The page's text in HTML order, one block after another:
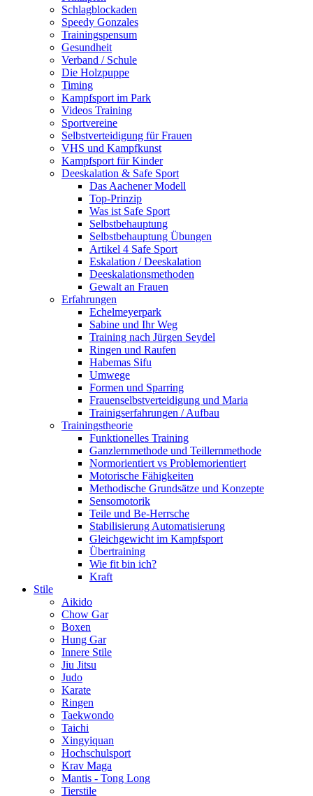
Schlagblockaden
Speedy Gonzales
Trainingspensum
Gesundheit
Verband / Schule
Die Holzpuppe
Timing
Kampfsport im Park
Videos Training
Sportvereine
Selbstverteidigung für Frauen
VHS und Kampfkunst
Kampfsport für Kinder
Deeskalation & Safe Sport
Das Aachener Modell
Top-Prinzip
Was ist Safe Sport
Selbstbehauptung
Selbstbehauptung Übungen
Artikel 4 Safe Sport
Eskalation / Deeskalation
Deeskalationsmethoden
Gewalt an Frauen
Erfahrungen
Echelmeyerpark
Sabine und Ihr Weg
Training nach Jürgen Seydel
Ringen und Raufen
Habemas Sifu
Umwege
Formen und Sparring
Frauenselbstverteidigung und Maria
Trainigserfahrungen / Aufbau
Trainingstheorie
Funktionelles Training
Ganzlernmethode und Teillernmethode
Normorientiert vs Problemorientiert
Motorische Fähigkeiten
Methodische Grundsätze und Konzepte
Sensomotorik
Teile und Be-Herrsche
Stabilisierung Automatisierung
Gleichgewicht im Kampfsport
Übertraining
Wie fit bin ich?
Kraft
Stile
Aikido
Chow Gar
Boxen
Hung Gar
Innere Stile
Jiu Jitsu
Judo
Karate
Ringen
Taekwondo
Taichi
Xingyiquan
Hochschulsport
Krav Maga
Mantis - Tong Long
Tierstile